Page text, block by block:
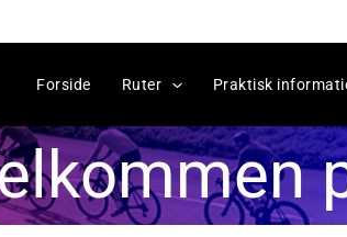
Forside Ruter Praktisk